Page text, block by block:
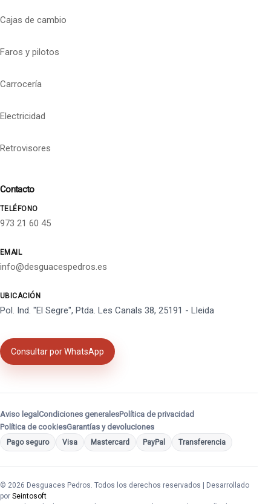
Cajas de cambio
Faros y pilotos
Carrocería
Electricidad
Retrovisores
Contacto
TELÉFONO
973 21 60 45
EMAIL
info@desguacespedros.es
UBICACIÓN
Pol. Ind. "El Segre", Ptda. Les Canals 38, 25191 - Lleida
Consultar por WhatsApp
Aviso legal Condiciones generalesPolítica de privacidad
Política de cookiesGarantías y devoluciones
Pago seguro Visa Mastercard PayPal Transferencia
© 2026 Desguaces Pedros. Todos los derechos reservados | Desarrollado
por Seintosoft